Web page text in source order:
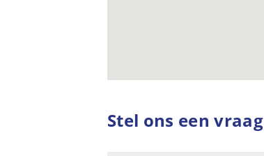
Stel ons een vraag